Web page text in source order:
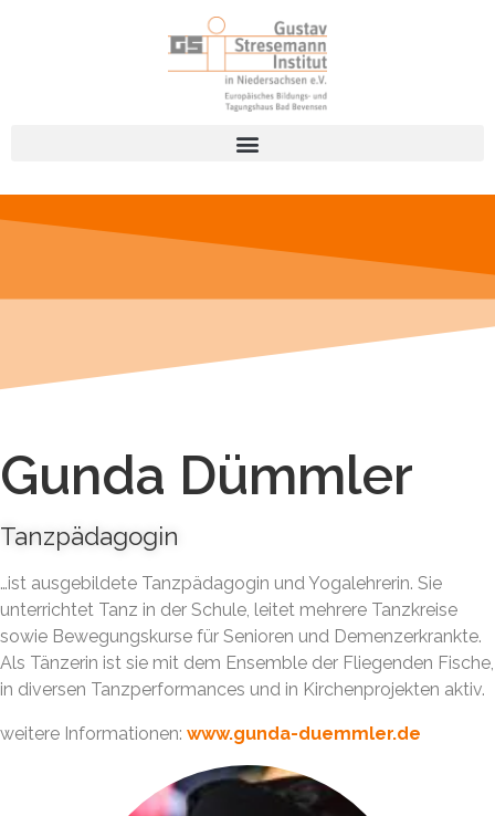
Gunda Dümmler
Tanzpädagogin
…ist ausgebildete Tanzpädagogin und Yogalehrerin. Sie
unterrichtet Tanz in der Schule, leitet mehrere Tanzkreise
sowie Bewegungskurse für Senioren und Demenzerkrankte.
Als Tänzerin ist sie mit dem Ensemble der Fliegenden Fische,
in diversen Tanzperformances und in Kirchenprojekten aktiv.
weitere Informationen: www.gunda-duemmler.de